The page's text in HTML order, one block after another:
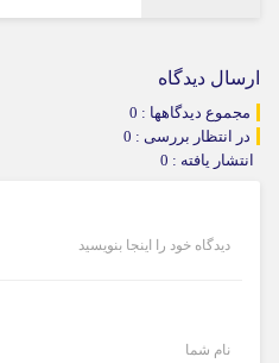
ارسال دیدگاه
مجموع دیدگاهها : 0
در انتظار بررسی : 0
انتشار یافته : 0
دیدگاه خود را اینجا بنویسید
نام شما